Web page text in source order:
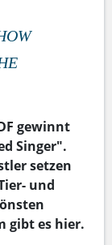
gewinnt
Singer".
setzen
und
gibt es hier.